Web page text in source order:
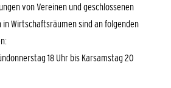
von Vereinen und geschlossenen
in Wirtschaftsräumen sind an folgenden
18 Uhr bis Karsamstag 20